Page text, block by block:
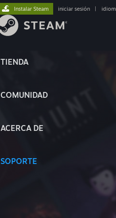
TIENDA
COMUNIDAD
ACERCA DE
SOPORTE
Instalar Steam iniciar sesión